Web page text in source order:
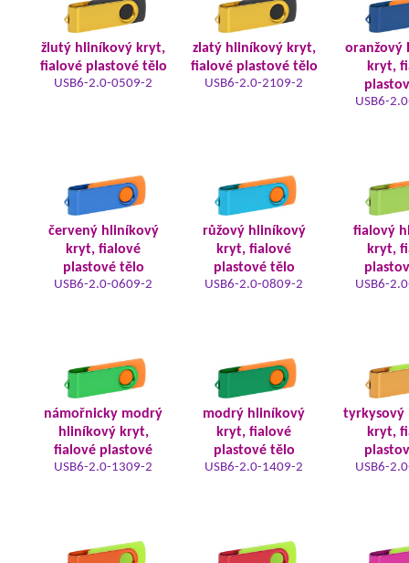
žlutý hliníkový kryt,
fialové plastové tělo
USB6-2.0-0509-2
zlatý hliníkový kryt,
fialové plastové tělo
USB6-2.0-2109-2
oranžový
kryt,
USB6-
červený hliníkový
kryt, fialové
plastové tělo
USB6-2.0-0609-2
růžový hliníkový
kryt, fialové
plastové tělo
USB6-2.0-0809-2
fialový
kryt,
USB6-
námořnicky modrý
hliníkový kryt,
fialové plastové
USB6-2.0-1309-2
modrý hliníkový
kryt, fialové
plastové tělo
USB6-2.0-1409-2
tyrkysový
kryt,
USB6-